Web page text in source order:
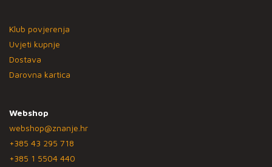
Klub povjerenja
Uvjeti kupnje
Dostava
Darovna kartica
Webshop
webshop@znanje.hr
+385 43 295 718
+385 1 5504 440